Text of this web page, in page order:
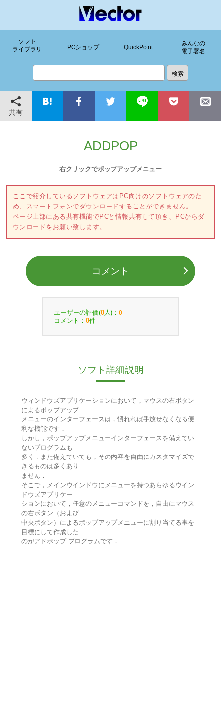
ソフト
ライブラリ
PCショップ QuickPoint
みんなの
電子署名
共有
ADDPOP
右クリックでポップアップメニュー
ここで紹介しているソフトウェアはPC向けのソフトウェアのた
め、スマートフォンでダウンロードすることができません。
ページ上部にある共有機能でPCと情報共有して頂き、PCからダ
ウンロードをお願い致します。
コメント
ユーザーの評価(0 人)： 0
コメント： 0件
ソフト詳細説明
ウィンドウズアプリケーションにおいて，マウスの右ボタン
によるポップアップ
メニューのインターフェースは，慣れれば手放せなくなる便
利な機能です．
しかし，ポップアップメニューインターフェースを備えてい
ないプログラムも
多く，また備えていても，その内容を自由にカスタマイズで
きるものは多くあり
ません．
そこで，メインウインドウにメニューを持つあらゆるウイン
ドウズアプリケー
ションにおいて，任意のメニューコマンドを，自由にマウス
の右ボタン（および
中央ボタン）によるポップアップメニューに割り当てる事を
目標にして作成した
のがアドポップ プログラムです．